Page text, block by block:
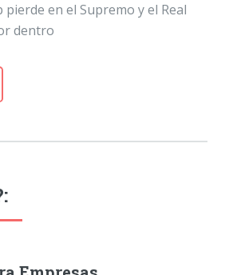
en el Supremo y el Real
dentro